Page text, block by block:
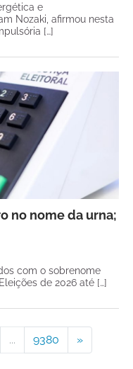
e
Nozaki, afirmou nesta
[…]
no nome da urna;
com o sobrenome
de 2026 até […]
... 9380 »